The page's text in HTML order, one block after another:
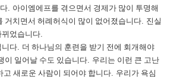
. 아이엠에프를 겪으면서 경제가 많이 투명해
거치면서 허례허식이 많이 없어졌습니다. 진실
뀌었습니다.
니다. 더 하나님의 훈련을 받기 전에 회개해야
이 일어날 수도 있습니다. 우리는 이런 큰 고난
고 새로운 사람이 되어야 합니다. 우리가 욕심